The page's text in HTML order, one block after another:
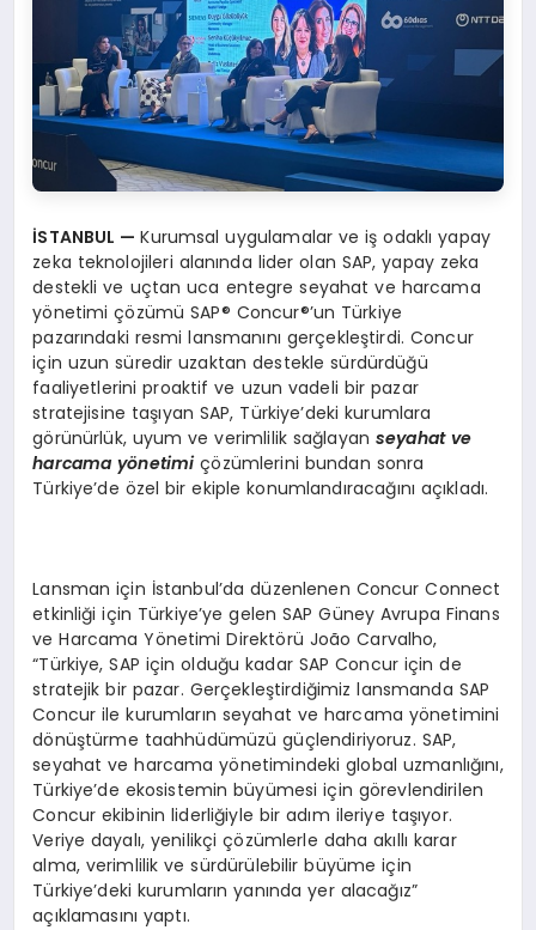
İSTANBUL —Kurumsal uygulamalar ve iş odaklı yapay
zeka teknolojileri alanında lider olan SAP, yapay zeka
destekli ve uçtan uca entegre seyahat ve harcama
yönetimi çözümü SAP® Concur®’un Türkiye
pazarındaki resmi lansmanını gerçekleştirdi. Concur
için uzun süredir uzaktan destekle sürdürdüğü
faaliyetlerini proaktif ve uzun vadeli bir pazar
stratejisine taşıyan SAP, Türkiye’deki kurumlara
görünürlük, uyum ve verimlilik sağlayan seyahat ve
harcama yönetimiçözümlerini bundan sonra
Türkiye’de özel bir ekiple konumlandıracağını açıkladı.
Lansman için İstanbul’da düzenlenen Concur Connect
etkinliği için Türkiye’ye gelen SAP Güney Avrupa Finans
ve Harcama Yönetimi Direktörü João Carvalho,
“Türkiye, SAP için olduğu kadar SAP Concur için de
stratejik bir pazar. Gerçekleştirdiğimiz lansmanda SAP
Concur ile kurumların seyahat ve harcama yönetimini
dönüştürme taahhüdümüzü güçlendiriyoruz. SAP,
seyahat ve harcama yönetimindeki global uzmanlığını,
Türkiye’de ekosistemin büyümesi için görevlendirilen
Concur ekibinin liderliğiyle bir adım ileriye taşıyor.
Veriye dayalı, yenilikçi çözümlerle daha akıllı karar
alma, verimlilik ve sürdürülebilir büyüme için
Türkiye’deki kurumların yanında yer alacağız”
açıklamasını yaptı.